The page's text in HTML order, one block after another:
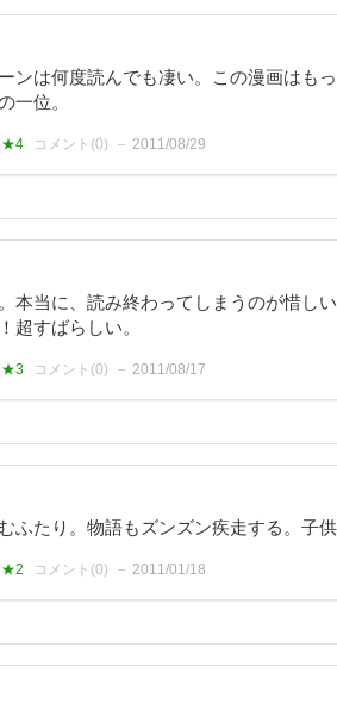
ンは何度読んでも凄い。この漫画はも
一位。
★4 コメント(0) 2011/08/29
本当に、読み終わってしまうのが惜し
超すばらしい。
★3 コメント(0) 2011/08/17
ふたり。物語もズンズン疾走する。子
★2 コメント(0) 2011/01/18